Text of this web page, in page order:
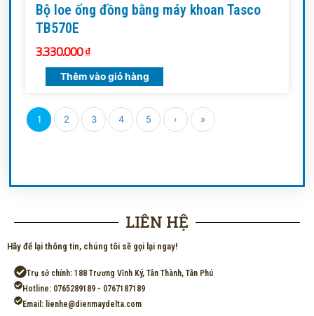
Bộ loe ống đồng bằng máy khoan Tasco
TB570E
3.330.000₫
Thêm vào giỏ hàng
1 2 3 4 5 › »
LIÊN HỆ
Hãy để lại thông tin, chúng tôi sẽ gọi lại ngay!
Trụ sở chính: 188 Trương Vĩnh Ký, Tân Thành, Tân Phú
Hotline: 0765289189 - 0767187189
Email: lienhe@dienmaydelta.com